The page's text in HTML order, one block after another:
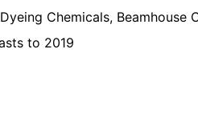
Chemicals, Beamhouse
to 2019